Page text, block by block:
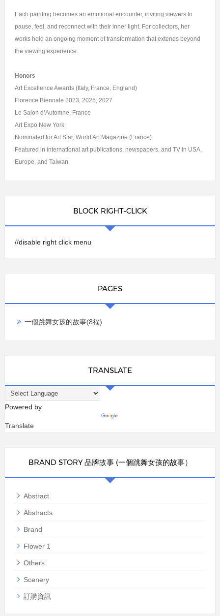
Each painting becomes an emotional encounter, inviting viewers to
pause, feel, and reconnect with their inner light. For collectors, her
works hold an ongoing moment of transformation that extends beyond
the viewing experience.
Honors
Art Excellence Awards (Italy, France, England)
Florence Biennale 2023, 2025, 2027
Le Salon d’Automne, France
Art Expo New York
Nominated for Art Star, World Art Magazine (France)
Featured in international art publications, newspapers, and TV in USA,
Europe, and Taiwan
BLOCK RIGHT-CLICK
//disable right click menu
PAGES
一個跳舞女孩的故事(8福)
TRANSLATE
Powered by
Translate
BRAND STORY 品牌故事 (一個跳舞女孩的故事）
Abstract
Abstracts
Brand
Flower 1
Others
Scenery
訂購資訊